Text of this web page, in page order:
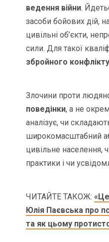
ведення війни.
засоби бойових дій,
цивільні об’єкти,
сили. Для такої
збройного
Злочини проти
поведінки, а не
аналізує, чи
широкомасштабний
цивільне населення,
практики і чи
ЧИТАЙТЕ ТАКОЖ:
Юлія Паєвська про
та як цьому